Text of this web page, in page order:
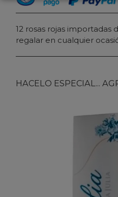
12 rosas rojas importadas
regalar en cualquier
HACELO ESPECIAL...